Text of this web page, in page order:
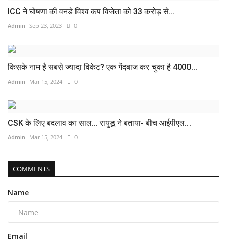
ICC ने घोषणा की वनडे ‎‎विश्व कप ‎विजेता ‎को 33 करोड़ से...
Admin Sep 23, 2023 0
किसके नाम है सबसे ज्यादा विकेट? एक गेंदबाज कर चुका है 4000...
Admin Mar 15, 2024 0
CSK के लिए बदलाव का साल... रायुडू ने बताया- बीच आईपीएल...
Admin Mar 15, 2024 0
COMMENTS
Name
Email